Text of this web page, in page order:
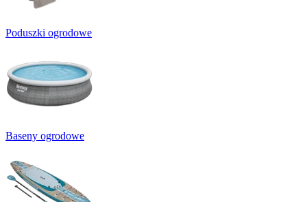
Poduszki ogrodowe
Baseny ogrodowe